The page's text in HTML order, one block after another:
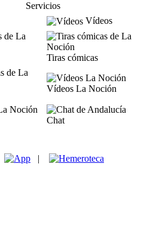
Servicios
Vídeos
Tiras cómicas
Vídeos La Noción
Chat
|